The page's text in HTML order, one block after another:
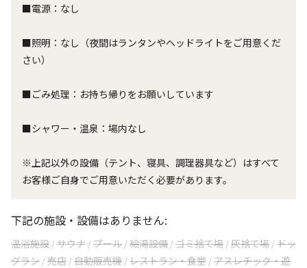
■電源：なし
■照明：なし（夜間はランタンやヘッドライトをご用意くだ
さい）
■ごみ処理：お持ち帰りをお願いしています
■シャワー・温泉：場内なし
※上記以外の設備（テント、寝具、調理器具など）はすべて
お客様ご自身でご用意いただく必要があります。
下記の施設・設備はありません:
温浴施設 /サウナ /プール /給湯設備 /ゴミ捨て場 /灰捨て場 /ドッ
グラン /売店 /自動販売機 /レストラン・食堂 /アスレチック・遊